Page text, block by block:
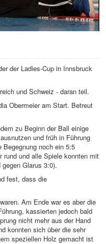
der Ladies-Cup in Innsbruck
und Schweiz - daran teil.
Obermeier am Start. Betreut
zu Beginn der Ball einige
und früh in Führung
Begegnung noch ein 5:5
rund und alle Spiele konnten mit
Glarus 3:0).
fest, dass die
Am Ende war es aber die
kassierten jedoch bald
nicht mehr aus der Hand
konnten sich über die sehr
speziellen Holz gemacht ist